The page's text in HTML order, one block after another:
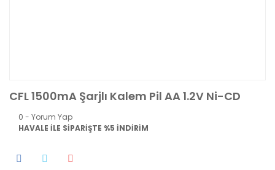
CFL 1500mA Şarjlı Kalem Pil AA 1.2V Ni-CD
0 - Yorum Yap
HAVALE İLE SİPARİŞTE %5 İNDİRİM